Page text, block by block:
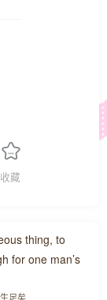
收藏
thing, to
for one man’s
足矣